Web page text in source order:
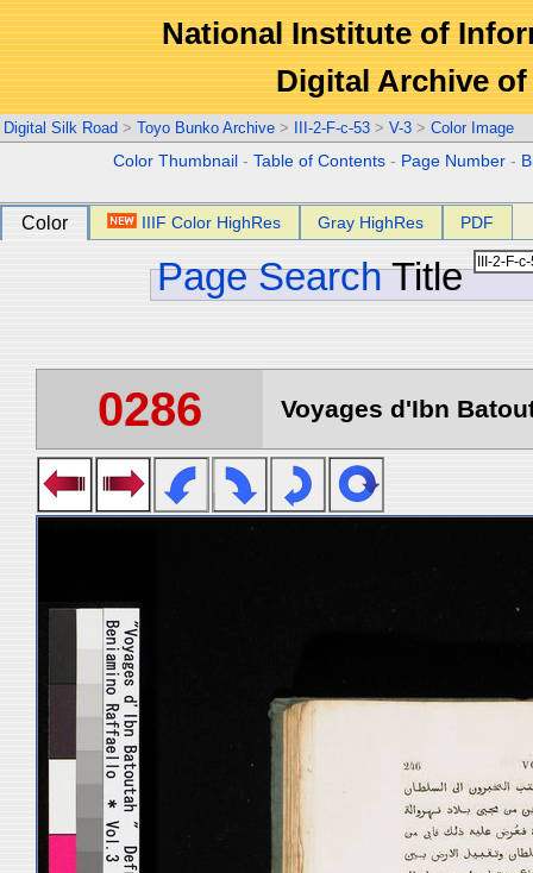
National Institute of
Digital Archive
Digital Silk Road > Toyo Bunko Archive > III-2-F-c-53 > V-3 > Color Image
Color Thumbnail -Table of Contents - Page Number -
Color IIIF Color HighRes Gray HighRes PDF
Page Search Title
0286 Voyages d'Ibn